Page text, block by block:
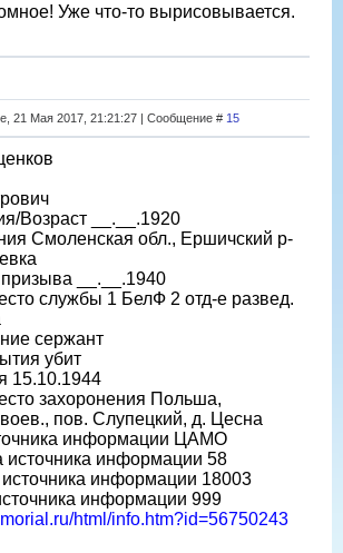
Уже что-то вырисовывается.
21 Мая 2017, 21:21:27 | Сообщение # 15
Возраст __.__.1920
Смоленская обл., Ершичский р-
__.__.1940
службы 1 БелФ 2 отд-е развед.
сержант
убит
15.10.1944
захоронения Польша,
пов. Слупецкий, д. Цесна
информации ЦАМО
информации 58
информации 18003
информации 999
html/info.htm?id=56750243